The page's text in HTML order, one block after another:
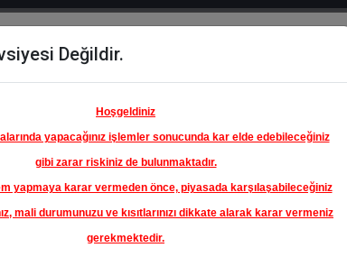
Öne
Çıkanlar
Raporlar Partnerlerimiz
Değildir.
Hoşgeldiniz
yapacağınız işlemler sonucunda kar elde edebileceğiniz
gibi zarar riskiniz de bulunmaktadır.
yapmaya karar vermeden önce, piyasada karşılaşabileceğiniz
mali durumunuzu ve kısıtlarınızı dikkate alarak karar vermeniz
gerekmektedir.